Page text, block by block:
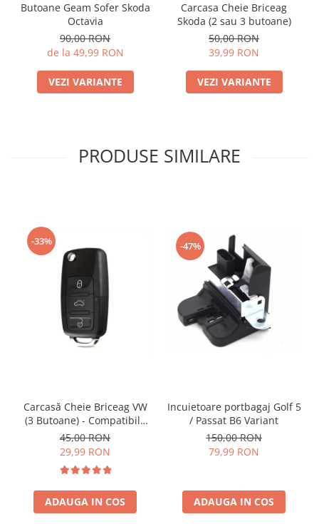
Butoane Geam Sofer Skoda
Octavia
90,00 RON
de la 49,99 RON
VEZI VARIANTE
Carcasa Cheie Briceag
Skoda (2 sau 3 butoane)
50,00 RON
39,99 RON
VEZI VARIANTE
PRODUSE SIMILARE
-33%
Carcasă Cheie Briceag VW
(3 Butoane) - Compatibilă
Golf 5, Jetta, Touran etc
45,00 RON
29,99 RON
ADAUGA IN COS
-47%
Incuietoare portbagaj Golf 5
/ Passat B6 Variant
150,00 RON
79,99 RON
ADAUGA IN COS